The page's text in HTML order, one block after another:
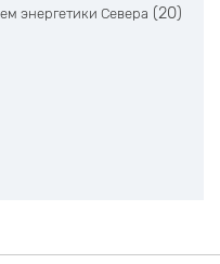
энергетики Севера (20)